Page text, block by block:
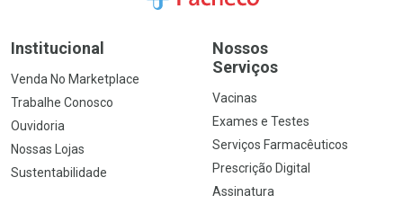
Institucional
Venda No Marketplace
Trabalhe Conosco
Ouvidoria
Nossas Lojas
Sustentabilidade
Nossos
Serviços
Vacinas
Exames e Testes
Serviços Farmacêuticos
Prescrição Digital
Assinatura